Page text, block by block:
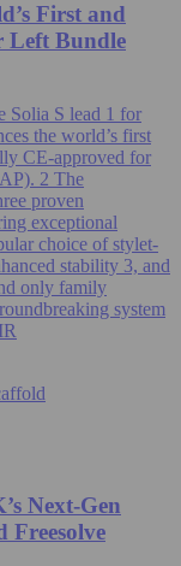
First and
Left Bundle
Solia S lead 1 for
the world’s first
CE-approved for
2 The
proven
exceptional
choice of stylet-
stability 3, and
only family
system
Next-Gen
Freesolve